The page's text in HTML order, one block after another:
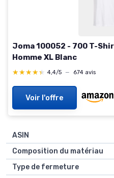
Joma 100052 - 700 T-
Homme XL Blanc
★★★★★
★★★★★ 4,4/5 — 674 avis
Voir l'offre
ASIN
Composition du matériau
Type de fermeture